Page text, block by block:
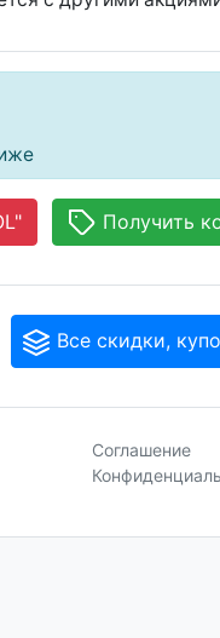
Получить
Все скидки,
Соглашение